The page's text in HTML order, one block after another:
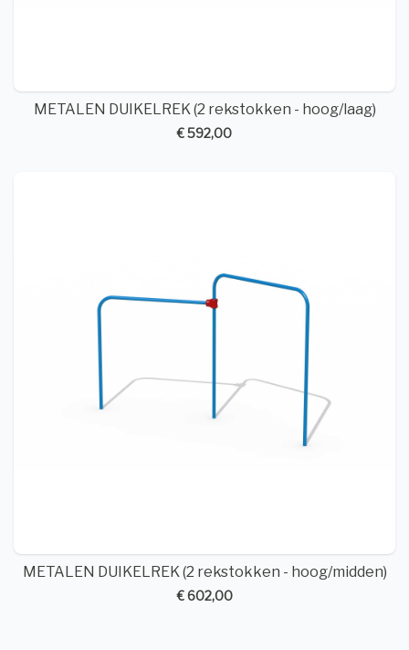
METALEN DUIKELREK (2 rekstokken - hoog/laag)
€ 592,00
METALEN DUIKELREK (2 rekstokken - hoog/midden)
€ 602,00